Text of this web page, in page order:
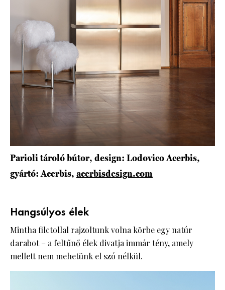
Parioli tároló bútor, design: Lodovico Acerbis,
gyártó: Acerbis, acerbisdesign.com
Hangsúlyos élek
Mintha filctollal rajzoltunk volna körbe egy natúr
darabot – a feltűnő élek divatja immár tény, amely
mellett nem mehetünk el szó nélkül.